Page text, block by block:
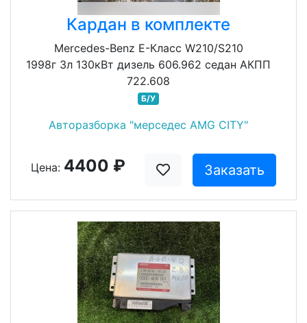
Кардан в комплекте
Mercedes-Benz E-Класс W210/S210
1998г 3л 130кВт дизель 606.962 седан АКПП
722.608
Б/У
Авторазборка "мерседес AMG CITY"
Цена: 4400 ₽ Заказать